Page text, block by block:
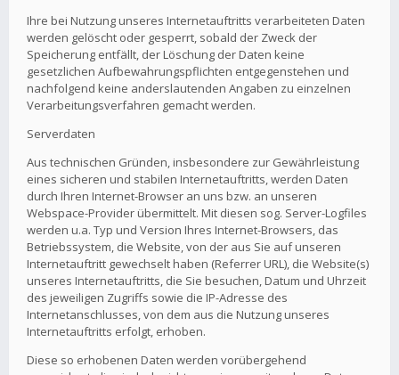
Ihre bei Nutzung unseres Internetauftritts verarbeiteten Daten
werden gelöscht oder gesperrt, sobald der Zweck der
Speicherung entfällt, der Löschung der Daten keine
gesetzlichen Aufbewahrungspflichten entgegenstehen und
nachfolgend keine anderslautenden Angaben zu einzelnen
Verarbeitungsverfahren gemacht werden.
Serverdaten
Aus technischen Gründen, insbesondere zur Gewährleistung
eines sicheren und stabilen Internetauftritts, werden Daten
durch Ihren Internet-Browser an uns bzw. an unseren
Webspace-Provider übermittelt. Mit diesen sog. Server-Logfiles
werden u.a. Typ und Version Ihres Internet-Browsers, das
Betriebssystem, die Website, von der aus Sie auf unseren
Internetauftritt gewechselt haben (Referrer URL), die Website(s)
unseres Internetauftritts, die Sie besuchen, Datum und Uhrzeit
des jeweiligen Zugriffs sowie die IP-Adresse des
Internetanschlusses, von dem aus die Nutzung unseres
Internetauftritts erfolgt, erhoben.
Diese so erhobenen Daten werden vorübergehend